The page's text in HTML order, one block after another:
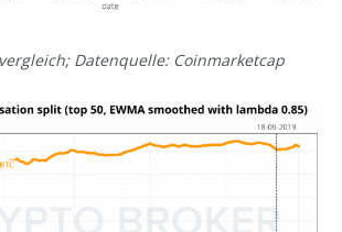
Datenquelle: Coinmarketcap